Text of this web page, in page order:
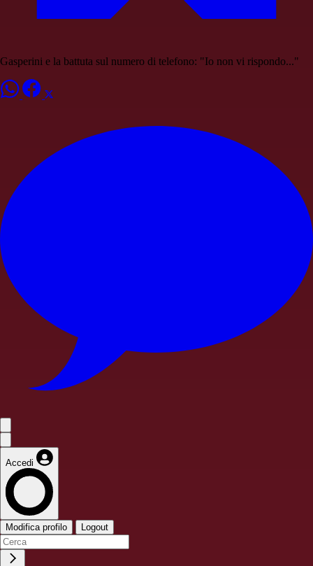
Gasperini e la battuta sul numero di telefono: "Io non vi rispondo..."
Accedi
Modifica profilo Logout